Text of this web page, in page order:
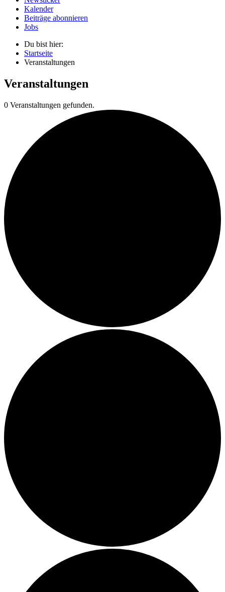
Kalender
Beiträge abonnieren
Jobs
Du bist hier:
Startseite
Veranstaltungen
Veranstaltungen
0 Veranstaltungen gefunden.